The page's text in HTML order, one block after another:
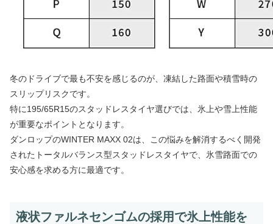
冬のドライブで最も不安を感じるのが、凍結した路面や積雪時の
スリップリスクです。
特に195/65R15のスタッドレスタイヤ選びでは、氷上や雪上性能
が重要なポイントとなります。
ダンロップのWINTER MAXX 02は、この悩みを解消するべく開発
されたトータルバランス型スタッドレスタイヤで、氷雪路面での
安心感を求める方に最適です。
液状ファルネセンゴムの採用で氷上性能を